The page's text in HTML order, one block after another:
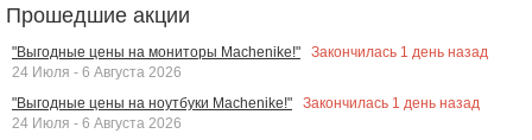
Прошедшие акции
"Выгодные цены на мониторы Machenike!" Закончилась 1 день назад
24 Июля - 6 Августа 2026
"Выгодные цены на ноутбуки Machenike!"
Закончилась 1 день назад
24 Июля - 6 Августа 2026